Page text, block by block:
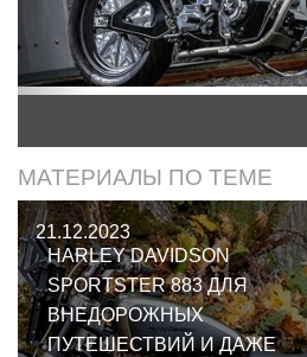
МАТЕРИАЛЫ ПО ТЕМЕ
21.12.2023
HARLEY DAVIDSON
SPORTSTER 883 ДЛЯ
ВНЕДОРОЖНЫХ
ПУТЕШЕСТВИЙ И ДАЖЕ